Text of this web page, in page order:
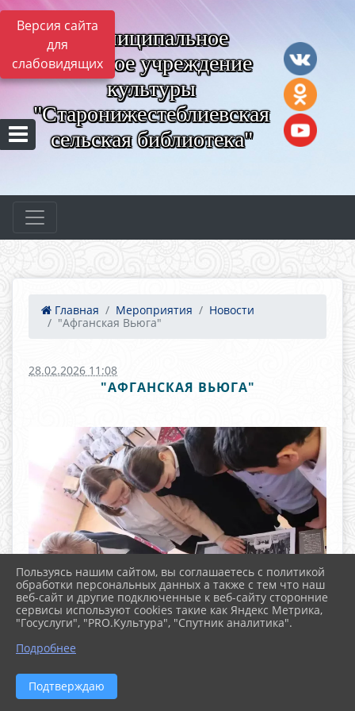
Версия сайта
для
слабовидящих
Муниципальное
казённое учреждение
культуры
"Старонижестеблиевская
сельская библиотека"
Главная Мероприятия
Новости
"Афганская Вьюга"
28.02.2026 11:08
"АФГАНСКАЯ ВЬЮГА"
Пользуясь нашим сайтом, вы соглашаетесь с политикой
обработки персональных данных а также с тем что наш
веб-сайт и другие подключенные к веб-сайту сторонние
сервисы используют cookies такие как Яндекс Метрика,
"Госуслуги", "PRO.Культура", "Спутник аналитика".
Подробнее
Подтверждаю